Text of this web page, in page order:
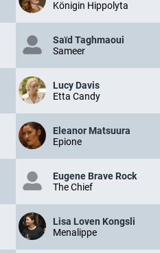
Königin Hippolyta
Saïd Taghmaoui
Sameer
Lucy Davis
Etta Candy
Eleanor Matsuura
Epione
Eugene Brave Rock
The Chief
Lisa Loven Kongsli
Menalippe